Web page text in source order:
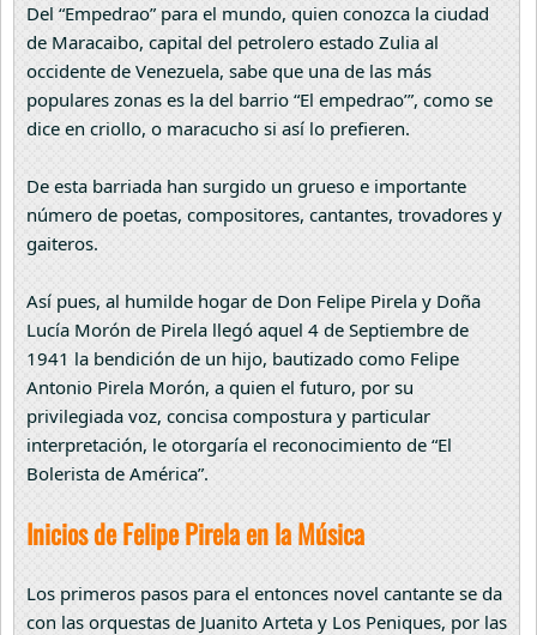
Del “Empedrao” para el mundo, quien conozca la ciudad
de Maracaibo, capital del petrolero estado Zulia al
occidente de Venezuela, sabe que una de las más
populares zonas es la del barrio “El empedrao’”, como se
dice en criollo, o maracucho si así lo prefieren.
De esta barriada han surgido un grueso e importante
número de poetas, compositores, cantantes, trovadores y
gaiteros.
Así pues, al humilde hogar de Don Felipe Pirela y Doña
Lucía Morón de Pirela llegó aquel 4 de Septiembre de
1941 la bendición de un hijo, bautizado como Felipe
Antonio Pirela Morón, a quien el futuro, por su
privilegiada voz, concisa compostura y particular
interpretación, le otorgaría el reconocimiento de “El
Bolerista de América”.
Inicios de Felipe Pirela en la Música
Los primeros pasos para el entonces novel cantante se da
con las orquestas de Juanito Arteta y Los Peniques, por las